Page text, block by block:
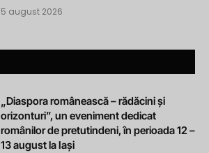
5 august 2026
„Diaspora românească – rădăcini și
orizonturi”, un eveniment dedicat
românilor de pretutindeni, în perioada 12 –
13 august la Iași